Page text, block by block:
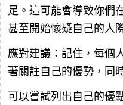
足。這可能會導致你們
甚至開始懷疑自己的人
應對建議：記住，每個
著關註自己的優勢，同
可以嘗試列出自己的優